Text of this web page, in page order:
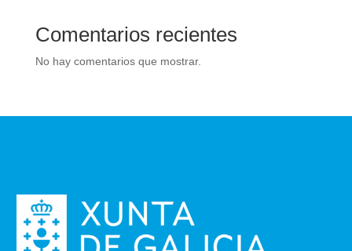
Comentarios recientes
No hay comentarios que mostrar.